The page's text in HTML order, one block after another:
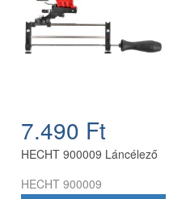
7.490 Ft
HECHT 900009 Láncélező
HECHT 900009